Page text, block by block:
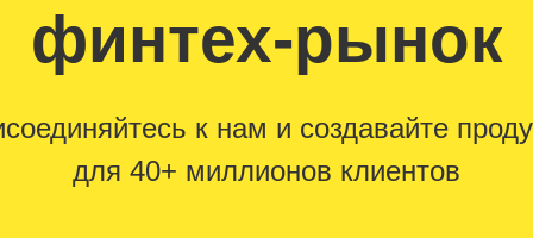
финтех-рынок
к нам и создавайте
для 40+ миллионов клиентов